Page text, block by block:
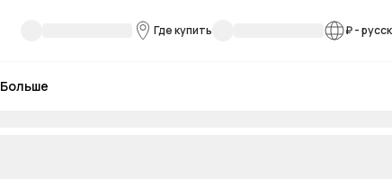
Где купить ₽-
Больше